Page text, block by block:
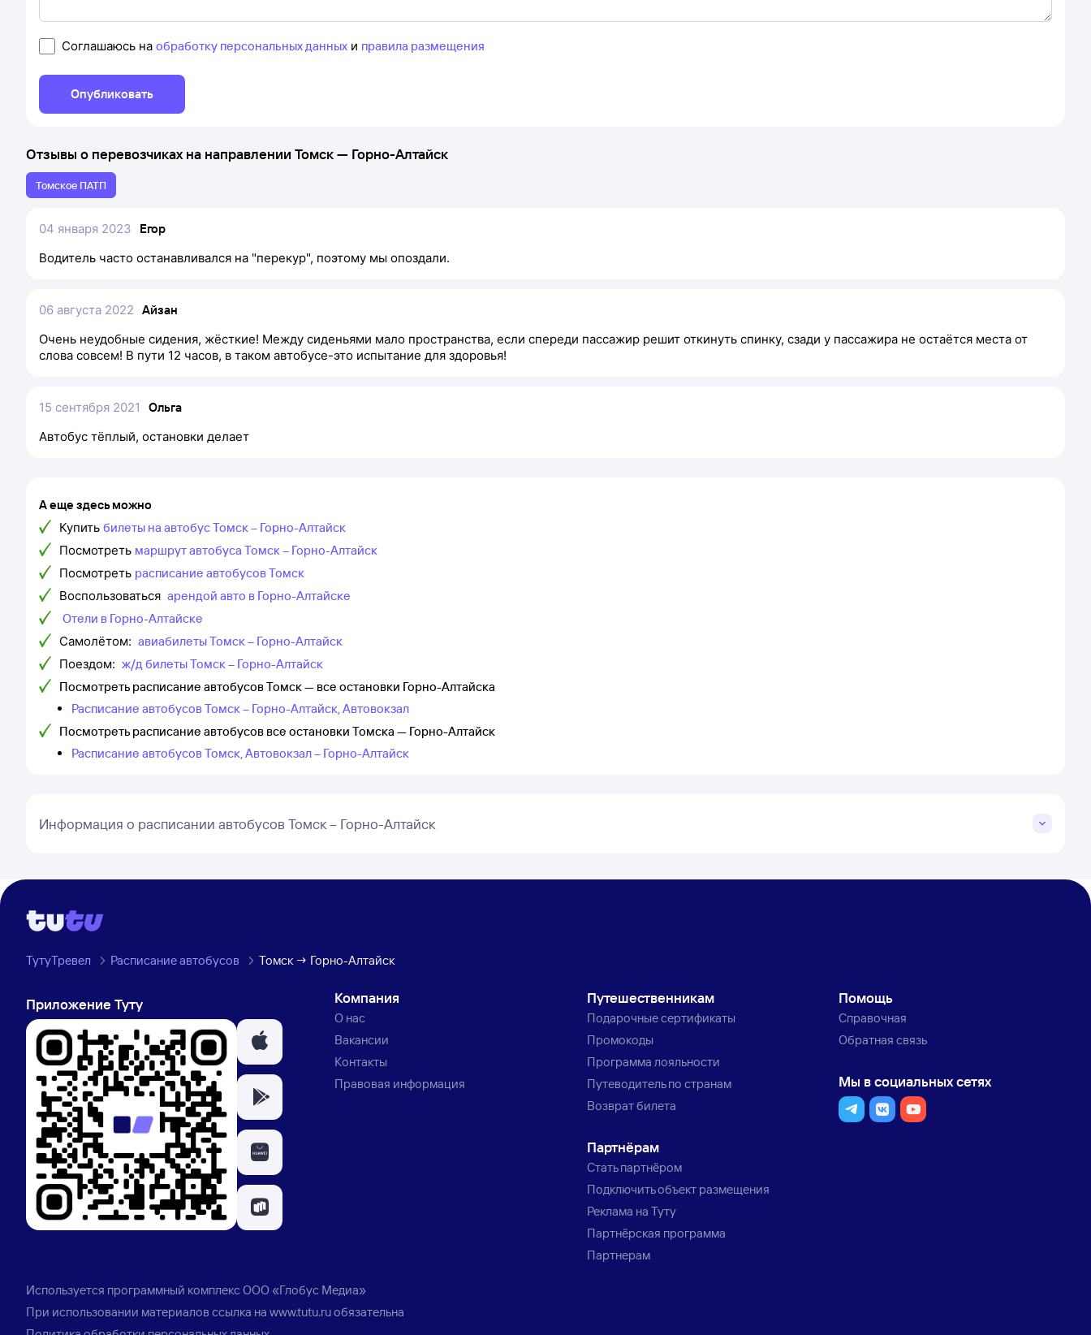
Соглашаюсь на обработку персональных данных и правила размещения
Опубликовать
Отзывы о перевозчиках на направлении Томск— Горно-Алтайск
Томское ПАТП
04 января 2023
Егор
Водитель часто останавливался на "перекур", поэтому мы опоздали.
06 августа 2022 Айзан
Очень неудобные сидения, жёсткие! Между сиденьями мало пространства, если спереди пассажир решит откинуть спинку, сзади у пассажира не остаётся места от
слова совсем! В пути 12 часов, в таком автобусе-это испытание для здоровья!
15 сентября 2021
Ольга
Автобус тёплый, остановки делает
А еще здесь можно
Купить билеты на автобус Томск – Горно-Алтайск
Посмотреть маршрут автобуса Томск – Горно-Алтайск
Посмотреть расписание автобусов Томск
Воспользоваться арендой авто в Горно-Алтайске
Отели в Горно-Алтайске
Самолётом: авиабилеты Томск – Горно-Алтайск
Поездом: ж/д билеты Томск – Горно-Алтайск
Посмотреть расписание автобусов Томск — все остановки Горно-Алтайска
Расписание автобусов Томск – Горно-Алтайск, Автовокзал
Посмотреть расписание автобусов все остановки Томска — Горно-Алтайск
Расписание автобусов Томск, Автовокзал – Горно-Алтайск
Информация о расписании автобусов Томск – Горно-Алтайск
ТутуТревел Расписание автобусов Томск → Горно-Алтайск
Приложение Туту Компания
О нас
Вакансии
Контакты
Правовая информация
Путешественникам
Подарочные сертификаты
Промокоды
Программа лояльности
Путеводитель по странам
Возврат билета
Партнёрам
Стать партнёром
Подключить объект размещения
Реклама на Туту
Партнёрская программа
Партнерам
Помощь
Справочная
Обратная связь
Мы в социальных сетях
Используется программный комплексООО «Глобус Медиа»
При использовании материалов ссылка на www.tutu.ruобязательна